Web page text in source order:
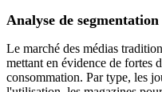
Analyse de segmentation
Le marché des médias
mettant en évidence de fortes
consommation. Par type, les